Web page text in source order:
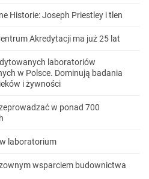
Historie: Joseph Priestley i tlen
Akredytacji ma już 25 lat
laboratoriów
w Polsce. Dominują badania
i żywności
w ponad 700
laboratorium
wsparciem budownictwa